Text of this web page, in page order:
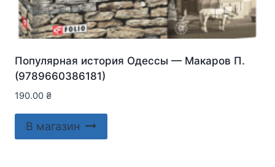
Популярная история Одессы — Макаров П.
(9789660386181)
190.00 ₴
В магазин